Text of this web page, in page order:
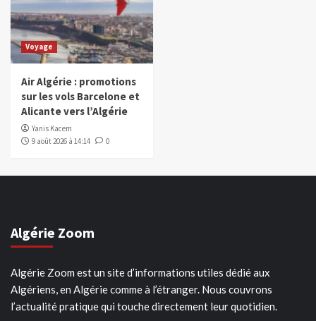
Voyage
Air Algérie : promotions
sur les vols Barcelone et
Alicante vers l’Algérie
Yanis Kacem
9 août 2026 à 14:14
0
Algérie Zoom
Algérie Zoom est un site d’informations utiles dédié aux
Algériens, en Algérie comme à l’étranger. Nous couvrons
l’actualité pratique qui touche directement leur quotidien.